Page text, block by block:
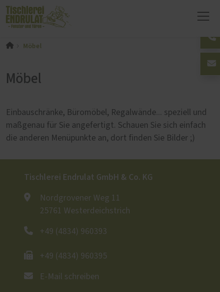
Möbel
Möbel
Einbauschränke, Büromöbel, Regalwände... speziell und
maßgenau für Sie angefertigt. Schauen Sie sich einfach
die anderen Menüpunkte an, dort finden Sie Bilder ;)
Tischlerei Endrulat GmbH & Co. KG
Nordgrovener Weg 11
25761 Westerdeichstrich
+49 (4834) 960393
+49 (4834) 960395
E-Mail schreiben